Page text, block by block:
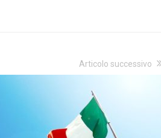
Articolo successivo